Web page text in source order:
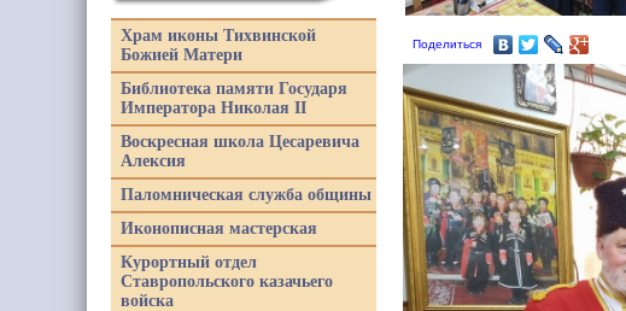
Поделиться
Храм иконы Тихвинской
Божией Матери
Библиотека памяти Государя
Императора Николая II
Воскресная школа Цесаревича
Алексия
Паломническая служба общины
Иконописная мастерская
Курортный отдел
Ставропольского казачьего
войска